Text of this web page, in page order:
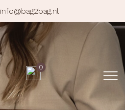
info@bag2bag.nl
0